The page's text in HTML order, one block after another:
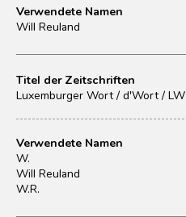
Verwendete Namen
Will Reuland
Titel der Zeitschriften
Luxemburger Wort / d'Wort / LW
Verwendete Namen
W.
Will Reuland
W.R.